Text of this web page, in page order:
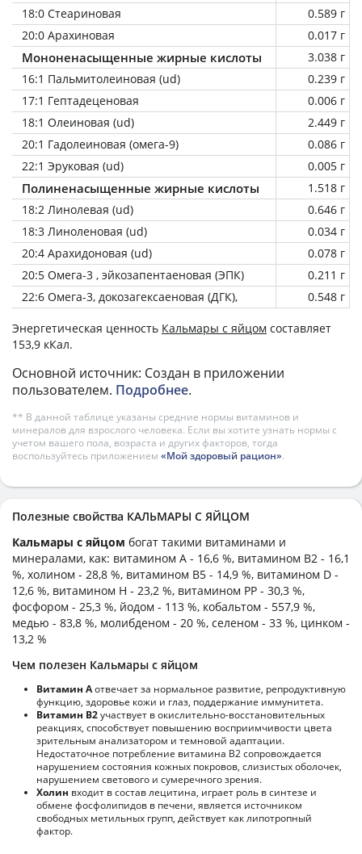
18:0 Стеариновая
0.589 г
20:0 Арахиновая
0.017 г
Мононенасыщенные жирные кислоты
3.038 г
16:1 Пальмитолеиновая (ud)
0.239 г
17:1 Гептадеценовая
0.006 г
18:1 Олеиновая (ud)
2.449 г
20:1 Гадолеиновая (омега-9)
0.086 г
22:1 Эруковая (ud)
0.005 г
Полиненасыщенные жирные кислоты
1.518 г
18:2 Линолевая (ud)
0.646 г
18:3 Линоленовая (ud)
0.034 г
20:4 Арахидоновая (ud)
0.078 г
20:5 Омега-3 , эйкозапентаеновая (ЭПК)
0.211 г
22:6 Омега-3, докозагексаеновая (ДГК),
0.548 г
Энергетическая ценность Кальмары с яйцом составляет
153,9 кКал.
Основной источник: Создан в приложении
пользователем. Подробнее.
** В данной таблице указаны средние нормы витаминов и
минералов для взрослого человека. Если вы хотите узнать нормы с
учетом вашего пола, возраста и других факторов, тогда
воспользуйтесь приложением «Мой здоровый рацион».
Полезные свойства КАЛЬМАРЫ С ЯЙЦОМ
Кальмары с яйцом богат такими витаминами и
минералами, как: витамином А - 16,6 %, витамином B2 - 16,1
%, холином - 28,8 %, витамином B5 - 14,9 %, витамином D -
12,6 %, витамином H - 23,2 %, витамином PP - 30,3 %,
фосфором - 25,3 %, йодом - 113 %, кобальтом - 557,9 %,
медью - 83,8 %, молибденом - 20 %, селеном - 33 %, цинком -
13,2 %
Чем полезен Кальмары с яйцом
Витамин Аотвечает за нормальное развитие, репродуктивную
функцию, здоровье кожи и глаз, поддержание иммунитета.
Витамин В2участвует в окислительно-восстановительных
реакциях, способствует повышению восприимчивости цвета
зрительным анализатором и темновой адаптации.
Недостаточное потребление витамина В2 сопровождается
нарушением состояния кожных покровов, слизистых оболочек,
нарушением светового и сумеречного зрения.
Холин входит в состав лецитина, играет роль в синтезе и
обмене фосфолипидов в печени, является источником
свободных метильных групп, действует как липотропный
фактор.